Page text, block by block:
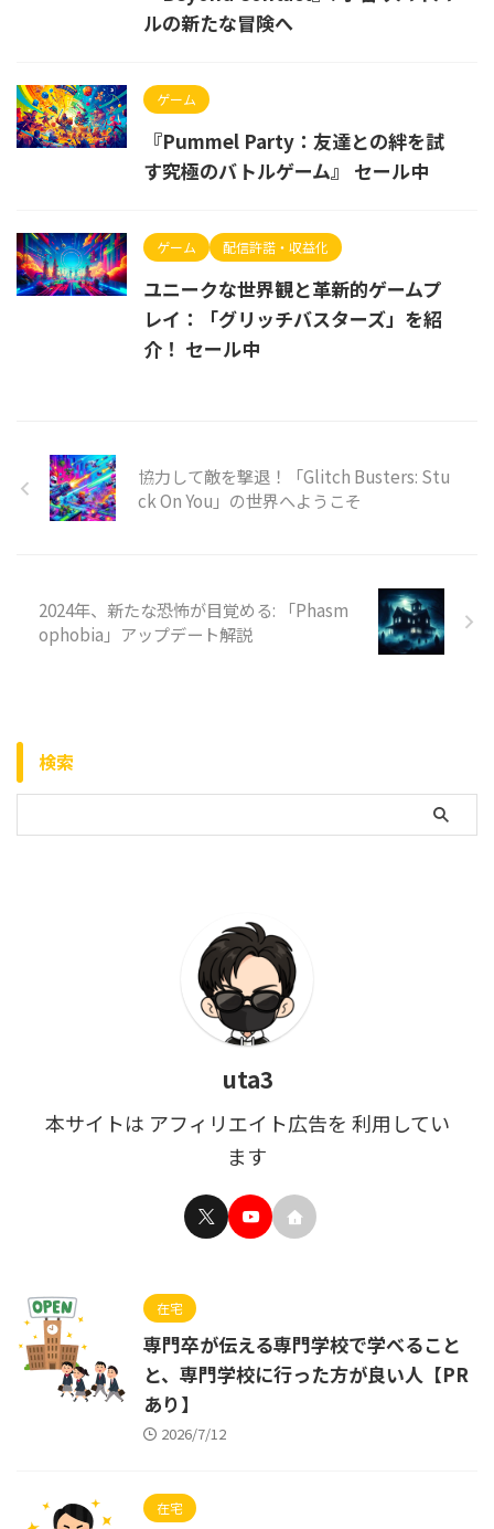
ルの新たな冒険へ
ゲーム
『Pummel Party：友達との絆を試
す究極のバトルゲーム』 セール中
ゲーム 配信許諾・収益化
ユニークな世界観と革新的ゲームプ
レイ：「グリッチバスターズ」を紹
介！ セール中
協力して敵を撃退！「Glitch Busters: Stu
ck On You」の世界へようこそ
2024年、新たな恐怖が目覚める: 「Phasm
ophobia」アップデート解説
検索
uta3
本サイトは アフィリエイト広告を 利用してい
ます
在宅
専門卒が伝える専門学校で学べること
と、専門学校に行った方が良い人【PR
あり】
2026/7/12
在宅